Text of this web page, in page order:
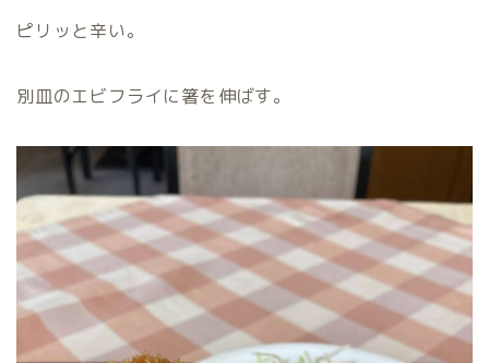
ピリッと辛い。
別皿のエビフライに箸を伸ばす。